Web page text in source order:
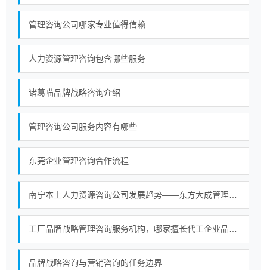
管理咨询公司哪家专业值得信赖
人力资源管理咨询包含哪些服务
诸葛喵品牌战略咨询介绍
管理咨询公司服务内容有哪些
东莞企业管理咨询合作流程
品牌战略咨询与营销咨询的任务边界